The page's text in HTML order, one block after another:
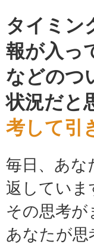
タイミン
報が入っ
などのつ
状況だと
考して引
毎日、あな
返していま
その思考
あなたが思